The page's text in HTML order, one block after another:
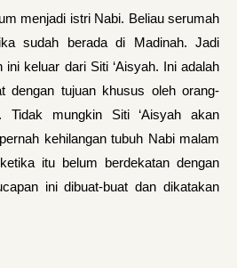
menjadi istri Nabi. Beliau serumah
sudah berada di Madinah. Jadi
keluar dari Siti ‘Aisyah. Ini adalah
dengan tujuan khusus oleh orang-
Tidak mungkin Siti ‘Aisyah akan
kehi­langan tubuh Nabi malam
itu belum berdekatan dengan
ini dibuat-buat dan dikatakan